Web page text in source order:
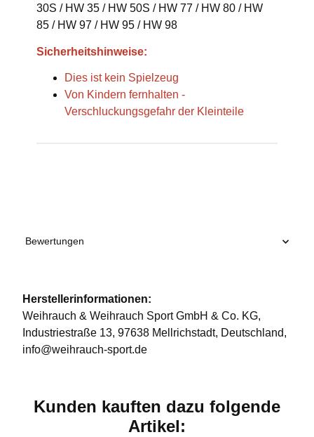
30S / HW 35 / HW 50S / HW 77 / HW 80 / HW
85 / HW 97 / HW 95 / HW 98
Sicherheitshinweise:
Dies ist kein Spielzeug
Von Kindern fernhalten -
Verschluckungsgefahr der Kleinteile
Bewertungen
Herstellerinformationen:
Weihrauch & Weihrauch Sport GmbH & Co. KG,
Industriestraße 13, 97638 Mellrichstadt, Deutschland,
info@weihrauch-sport.de
Kunden kauften dazu folgende
Artikel: